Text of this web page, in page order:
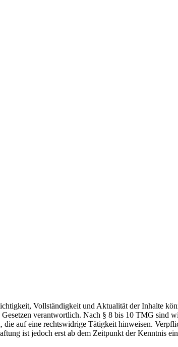
Vollständigkeit und Aktualität der Inhalte
verantwortlich. Nach § 8 bis 10 TMG sind
auf eine rechtswidrige Tätigkeit hinweisen.
ist jedoch erst ab dem Zeitpunkt der Kenntnis